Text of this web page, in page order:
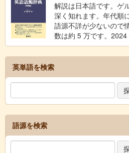
解説は日本語です。ゲ
深く知れます。年代順
語源不詳が少ないので
数は約 5 万です。2024
英単語を検索
語源を検索